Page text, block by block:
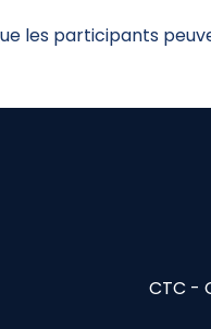
les participants
CTC -